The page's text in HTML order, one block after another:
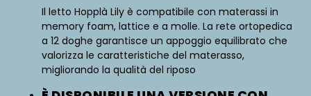
Il letto Hopplà Lily è compatibile con materassi in
memory foam, lattice e a molle. La rete ortopedica
a 12 doghe garantisce un appoggio equilibrato che
valorizza le caratteristiche del materasso,
migliorando la qualità del riposo